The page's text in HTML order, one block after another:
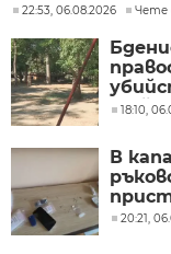
22:53, 06.08.2026 Чете
18:10,
В
20:21,